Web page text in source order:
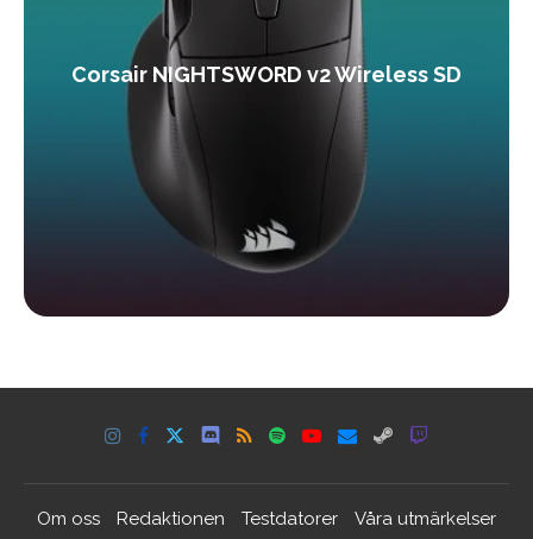
Corsair NIGHTSWORD v2 Wireless SD
Om oss Redaktionen Testdatorer
Våra utmärkelser